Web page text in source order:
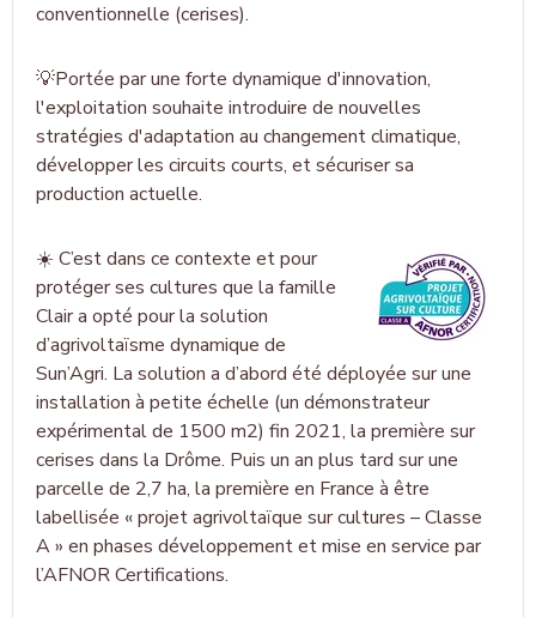
conventionnelle (cerises).
💡Portée par une forte dynamique d'innovation,
l'exploitation souhaite introduire de nouvelles
stratégies d'adaptation au changement climatique,
développer les circuits courts, et sécuriser sa
production actuelle.
☀️ C’est dans ce contexte et pour
protéger ses cultures que la famille
Clair a opté pour la solution
d’agrivoltaïsme dynamique de
Sun’Agri. La solution a d’abord été déployée sur une
installation à petite échelle (un démonstrateur
expérimental de 1500 m2) fin 2021, la première sur
cerises dans la Drôme. Puis un an plus tard sur une
parcelle de 2,7 ha, la première en France à être
labellisée « projet agrivoltaïque sur cultures – Classe
A » en phases développement et mise en service par
l’AFNOR Certifications.